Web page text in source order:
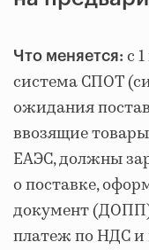
Что меняется: с
система СПОТ
ожидания
ввозящие
ЕАЭС, должны
о поставке,
документ
платеж по НДС и